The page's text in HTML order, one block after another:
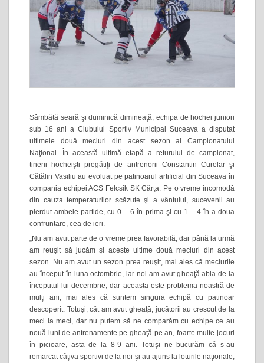
Sâmbătă seară şi duminică dimineaţă, echipa de hochei juniori
sub 16 ani a Clubului Sportiv Municipal Suceava a disputat
ultimele două meciuri din acest sezon al Campionatului
Naţional. În această ultimă etapă a returului de campionat,
tinerii hocheişti pregătiţi de antrenorii Constantin Curelar şi
Cătălin Vasiliu au evoluat pe patinoarul artificial din Suceava în
compania echipei ACS Felcsik SK Cârţa. Pe o vreme incomodă
din cauza temperaturilor scăzute şi a vântului, sucevenii au
pierdut ambele partide, cu 0 – 6 în prima şi cu 1 – 4 în a doua
confruntare, cea de ieri.
„Nu am avut parte de o vreme prea favorabilă, dar până la urmă
am reuşit să jucăm şi aceste ultime două meciuri din acest
sezon. Nu am avut un sezon prea reuşit, mai ales că meciurile
au început în luna octombrie, iar noi am avut gheaţă abia de la
începutul lui decembrie, dar aceasta este problema noastră de
mulţi ani, mai ales că suntem singura echipă cu patinoar
descoperit. Totuşi, cât am avut gheaţă, jucătorii au crescut de la
meci la meci, dar nu putem să ne comparăm cu echipe ce au
nouă luni de antrenamente pe gheaţă pe an, foarte multe jocuri
în picioare, asta de la 8-9 ani. Totuşi ne bucurăm că s-au
remarcat câţiva sportivi de la noi şi au ajuns la loturile naţionale,